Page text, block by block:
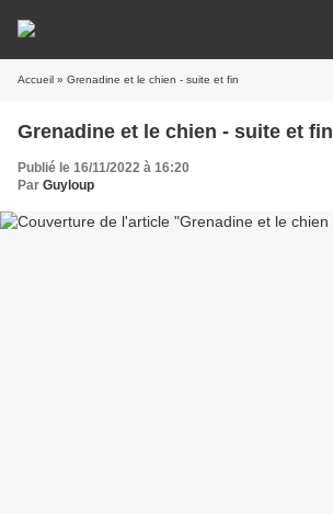
Accueil » Grenadine et le chien - suite et fin
Grenadine et le chien - suite et fin
Publié le 16/11/2022 à 16:20
Par Guyloup